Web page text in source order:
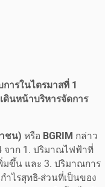
ารในไตรมาสที่ 1
ดินหน้าบริหารจัดการ
ชน) หรือ BGRIM กล่าว
จาก 1. ปริมาณไฟฟ้าที่
มขึ้น และ 3. ปริมาณการ
ำไรสุทธิ-ส่วนที่เป็นของ